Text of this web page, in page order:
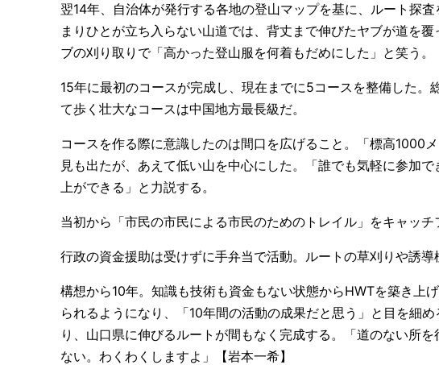
翌14年、自治体が発行する各地の登山マップを基に、ルート探
まりひとが立ち入らない山道では、背丈まで伸びたヤブが道を
ブの刈り取りで「高かった登山服を何着もだめにした」と笑う。
15年に最初のコースが完成し、現在までに5コースを整備した
て歩く壮大なコースは中国地方最長級だ。
コースを作る際に意識したのは間口を広げること。「標高1000
見も出たが、あえて低い山を中心にした。「誰でも気軽に参加
上ができる」と力説する。
当初から「市民の市民による市民のためのトレイル」をキャッチ
行政の資金援助は受けずに手弁当で活動。ルートの草刈りや誘導
構想から10年。知識も技術も資金もない状態からHWTを築き上
られるようになり、「10年間の活動の成果だと思う」と目を細
り、山口県に伸びるルートが間もなく完成する。「道のない所
ない。わくわくしますよ」【岩本一希】